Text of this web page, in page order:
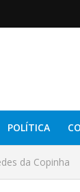
POLÍTICA
da Copinha